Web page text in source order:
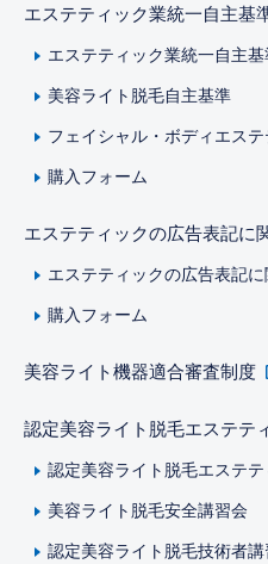
エステティック業統一自主基
エステティック業統一自主基
美容ライト脱毛自主基準
フェイシャル・ボディエス
購入フォーム
エステティックの広告表記に
エステティックの広告表記
購入フォーム
美容ライト機器適合審査制度
認定美容ライト脱毛エステテ
認定美容ライト脱毛エステ
美容ライト脱毛安全講習会
認定美容ライト脱毛技術者講